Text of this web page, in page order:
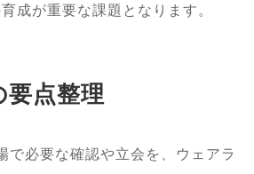
成が重要な課題となります。
要点整理
で必要な確認や立会を、ウェアラ